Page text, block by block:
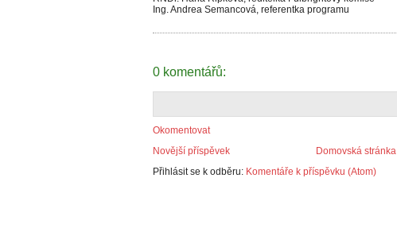
Ing. Andrea Semancová, referentka programu
0 komentářů:
Okomentovat
Novější příspěvek
Domovská stránka
Přihlásit se k odběru: Komentáře k příspěvku (Atom)